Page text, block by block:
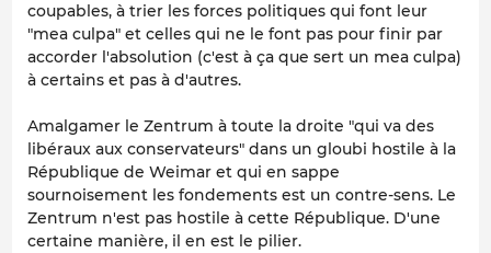
coupables, à trier les forces politiques qui font leur
"mea culpa" et celles qui ne le font pas pour finir par
accorder l'absolution (c'est à ça que sert un mea culpa)
à certains et pas à d'autres.
Amalgamer le Zentrum à toute la droite "qui va des
libéraux aux conservateurs" dans un gloubi hostile à la
République de Weimar et qui en sappe
sournoisement les fondements est un contre-sens. Le
Zentrum n'est pas hostile à cette République. D'une
certaine manière, il en est le pilier.